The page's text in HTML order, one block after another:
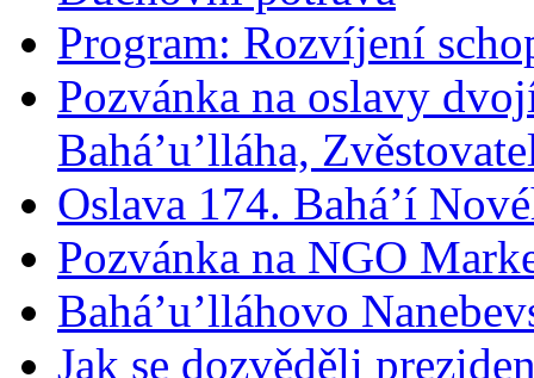
Program: Rozvíjení
Pozvánka na oslavy
Bahá’u’lláha,
Oslava 174. Bahá’í
Pozvánka na NGO
Bahá’u’lláhovo
Jak se dozvěděli